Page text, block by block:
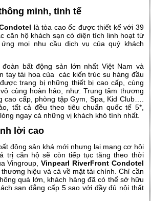
minh, tinh tế
là tòa cao ốc được thiết kế với 39
căn hộ khách sạn có diện tích linh hoạt từ
mọi nhu cầu dịch vụ của quý khách
bất động sản lớn nhất Việt Nam và
tay tài hoa của các kiến trúc su hàng đầu
trang bị những thiết bị cao cấp, cùng
cùng hoàn hảo, như: Trung tâm thương
cao cấp, phòng tập Gym, Spa, Kid Club….
tất cả đều theo tiêu chuẩn quốc tế 5*,
ngay cả những vị khách khó tính nhất.
lời cao
động sản khá mới nhưng lại mang cơ hội
trị căn hộ sẽ còn tiếp tục tăng theo thời
Vingroup,Vinpearl RiverFront Condotel
thương hiệu và cả về mặt tài chính. Chỉ cần
quá lớn, khách hàng đã có thể sở hữu
sạn đẳng cấp 5 sao với đầy đủ nội thất